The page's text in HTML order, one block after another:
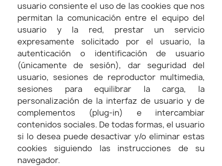
usuario consiente el uso de las cookies que nos
permitan la comunicación entre el equipo del
usuario y la red, prestar un servicio
expresamente solicitado por el usuario, la
autenticación o identificación de usuario
(únicamente de sesión), dar seguridad del
usuario, sesiones de reproductor multimedia,
sesiones para equilibrar la carga, la
personalización de la interfaz de usuario y de
complementos (plug-in) e intercambiar
contenidos sociales. De todas formas, el usuario
si lo desea puede desactivar y/o eliminar estas
cookies siguiendo las instrucciones de su
navegador.